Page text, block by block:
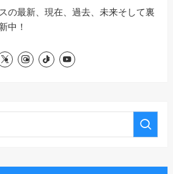
の最新、現在、過去、未来そして裏
中！